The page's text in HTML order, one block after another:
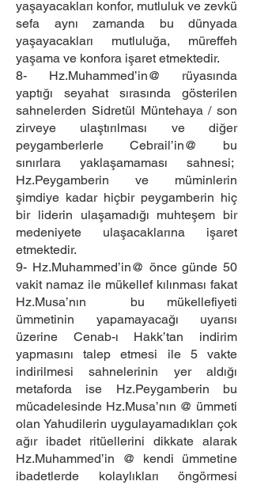
yaşayacakları konfor, mutluluk ve zevkü
sefa aynı zamanda bu dünyada
yaşayacakları mutluluğa, müreffeh
yaşama ve konfora işaret etmektedir.
8- Hz.Muhammed’in@ rüyasında
yaptığı seyahat sırasında gösterilen
sahnelerden Sidretül Müntehaya / son
zirveye ulaştırılması ve diğer
peygamberlerle Cebrail’in@ bu
sınırlara yaklaşamaması sahnesi;
Hz.Peygamberin ve müminlerin
şimdiye kadar hiçbir peygamberin hiç
bir liderin ulaşamadığı muhteşem bir
medeniyete ulaşacaklarına işaret
etmektedir.
9- Hz.Muhammed’in@ önce günde 50
vakit namaz ile mükellef kılınması fakat
Hz.Musa’nın bu mükellefiyeti
ümmetinin yapamayacağı uyarısı
üzerine Cenab-ı Hakk’tan indirim
yapmasını talep etmesi ile 5 vakte
indirilmesi sahnelerinin yer aldığı
metaforda ise Hz.Peygamberin bu
mücadelesinde Hz.Musa’nın @ ümmeti
olan Yahudilerin uygulayamadıkları çok
ağır ibadet ritüellerini dikkate alarak
Hz.Muhammed’in @ kendi ümmetine
ibadetlerde kolaylıkları öngörmesi